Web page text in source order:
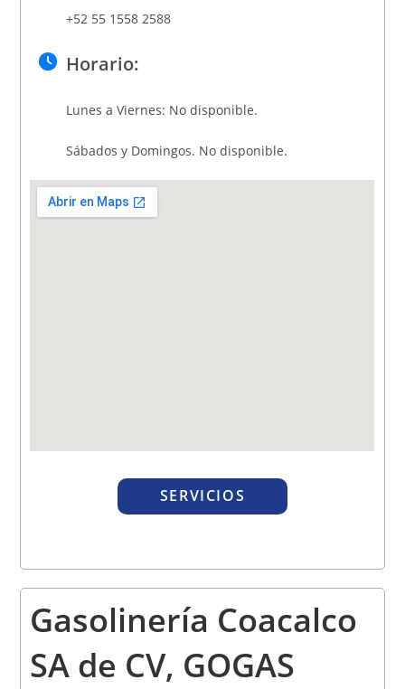
+52 55 1558 2588
Horario:
Lunes a Viernes: No disponible.
Sábados y Domingos. No disponible.
SERVICIOS
Gasolinería Coacalco
SA de CV, GOGAS